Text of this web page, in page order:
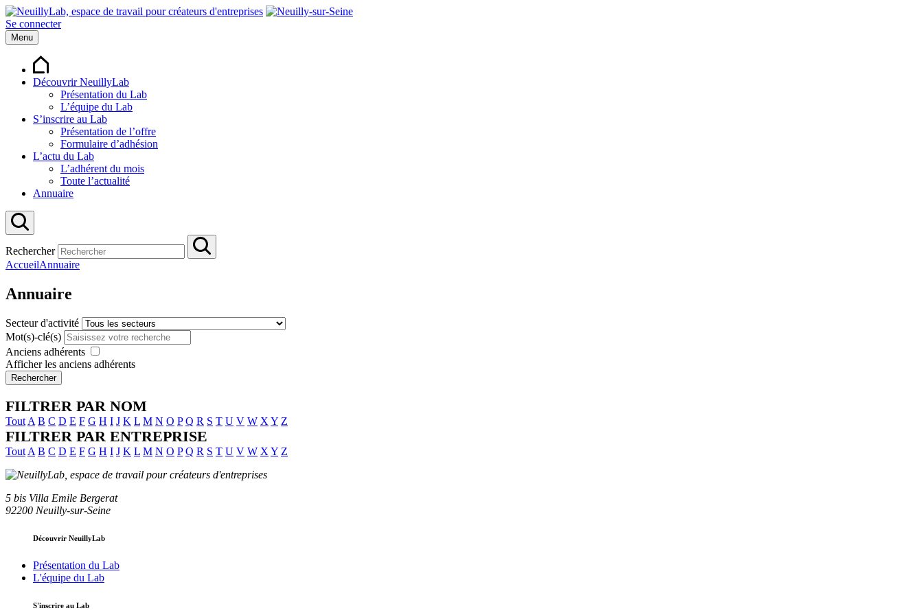
Se connecter
Menu
Découvrir NeuillyLab
Présentation du Lab
L’équipe du Lab
S’inscrire au Lab
Présentation de l’offre
Formulaire d’adhésion
L’actu du Lab
L’adhérent du mois
Toute l’actualité
Annuaire
Rechercher
AccueilAnnuaire
Annuaire
Secteur d'activité
Mot(s)-clé(s)
Anciens adhérents
Afficher les anciens adhérents
Rechercher
FILTRER PAR NOM
Tout A B C D E F G H I J K L M N O P Q R S T U V W X Y Z
FILTRER PAR ENTREPRISE
Tout A B C D E F G H I J K L M N O P Q R S T U V W X Y Z
5 bis Villa Emile Bergerat
92200 Neuilly-sur-Seine
Découvrir NeuillyLab
Présentation du Lab
L'équipe du Lab
S'inscrire au Lab